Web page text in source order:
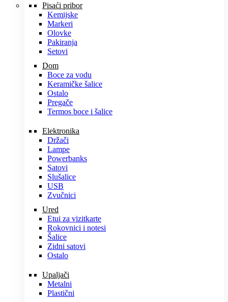
Pisaći pribor
Kemijske
Markeri
Olovke
Pakiranja
Setovi
Dom
Boce za vodu
Keramičke šalice
Ostalo
Pregače
Termos boce i šalice
Elektronika
Držači
Lampe
Powerbanks
Satovi
Slušalice
USB
Zvučnici
Ured
Etui za vizitkarte
Rokovnici i notesi
Šalice
Zidni satovi
Ostalo
Upaljači
Metalni
Plastični